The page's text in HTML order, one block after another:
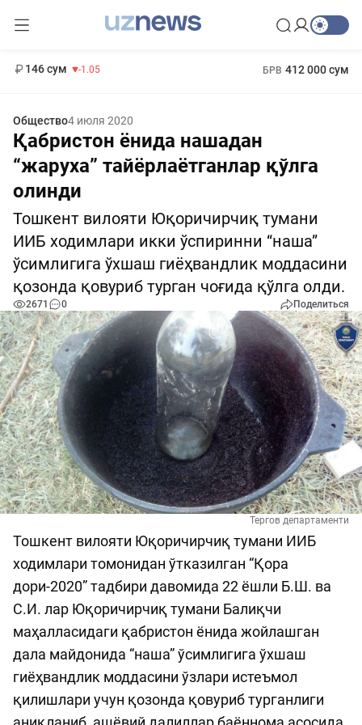
146 сум -1.05 БРВ 412 000 сум
Общество4 июля 2020
Қабристон ёнида нашадан
“жаруха” тайёрлаётганлар қўлга
олинди
Тошкент вилояти Юқоричирчиқ тумани
ИИБ ходимлари икки ўспиринни “наша”
ўсимлигига ўхшаш гиёҳвандлик моддасини
қозонда қовуриб турган чоғида қўлга олди.
2671 0 Поделиться
Тергов департаменти
Тошкент вилояти Юқоричирчиқ тумани ИИБ
ходимлари томонидан ўтказилган “Қора
дори-2020” тадбири давомида 22 ёшли Б.Ш. ва
С.И. лар Юқоричирчиқ тумани Балиқчи
маҳалласидаги қабристон ёнида жойлашган
дала майдонида “наша” ўсимлигига ўхшаш
гиёҳвандлик моддасини ўзлари истеъмол
қилишлари учун қозонда қовуриб турганлиги